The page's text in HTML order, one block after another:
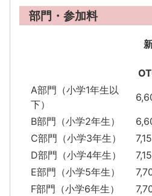
部門・参加料
A部門（小学1年生以
下）
B部門（小学2年生）
C部門（小学3年生）
D部門（小学4年生）
E部門（小学5年生）
F部門（小学6年生）